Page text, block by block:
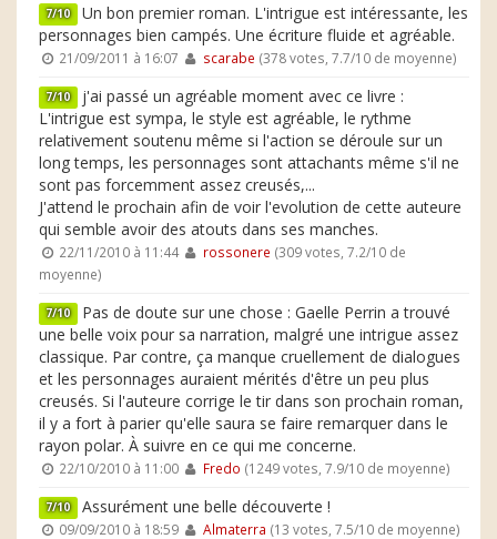
7/10 Un bon premier roman. L'intrigue est intéressante, les
personnages bien campés. Une écriture fluide et agréable.
21/09/2011 à 16:07 scarabe (378 votes, 7.7/10 de moyenne)
7/10 j'ai passé un agréable moment avec ce livre :
L'intrigue est sympa, le style est agréable, le rythme
relativement soutenu même si l'action se déroule sur un
long temps, les personnages sont attachants même s'il ne
sont pas forcemment assez creusés,...
J'attend le prochain afin de voir l'evolution de cette auteure
qui semble avoir des atouts dans ses manches.
22/11/2010 à 11:44 rossonere (309 votes, 7.2/10 de
moyenne)
7/10 Pas de doute sur une chose : Gaelle Perrin a trouvé
une belle voix pour sa narration, malgré une intrigue assez
classique. Par contre, ça manque cruellement de dialogues
et les personnages auraient mérités d'être un peu plus
creusés. Si l'auteure corrige le tir dans son prochain roman,
il y a fort à parier qu'elle saura se faire remarquer dans le
rayon polar. À suivre en ce qui me concerne.
22/10/2010 à 11:00 Fredo (1249 votes, 7.9/10 de moyenne)
7/10 Assurément une belle découverte !
09/09/2010 à 18:59 Almaterra (13 votes, 7.5/10 de moyenne)